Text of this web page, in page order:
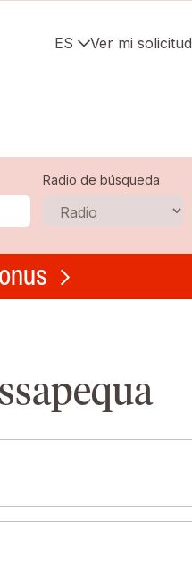
ES Ver mi solicitud
Radio de búsqueda